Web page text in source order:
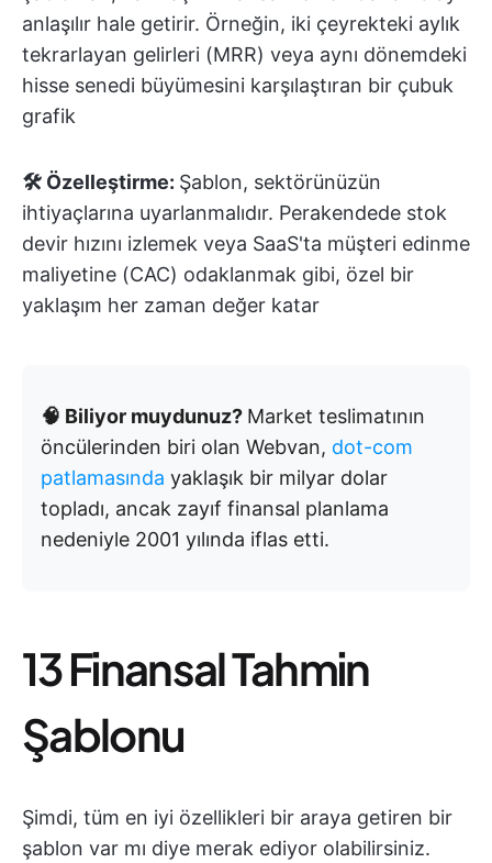
anlaşılır hale getirir. Örneğin, iki çeyrekteki aylık
tekrarlayan gelirleri (MRR) veya aynı dönemdeki
hisse senedi büyümesini karşılaştıran bir çubuk
grafik
🛠️ Özelleştirme: Şablon, sektörünüzün
ihtiyaçlarına uyarlanmalıdır. Perakendede stok
devir hızını izlemek veya SaaS'ta müşteri edinme
maliyetine (CAC) odaklanmak gibi, özel bir
yaklaşım her zaman değer katar
🧠 Biliyor muydunuz? Market teslimatının
öncülerinden biri olan Webvan, dot-com
patlamasında yaklaşık bir milyar dolar
topladı, ancak zayıf finansal planlama
nedeniyle 2001 yılında iflas etti.
13 Finansal Tahmin
Şablonu
Şimdi, tüm en iyi özellikleri bir araya getiren bir
şablon var mı diye merak ediyor olabilirsiniz.